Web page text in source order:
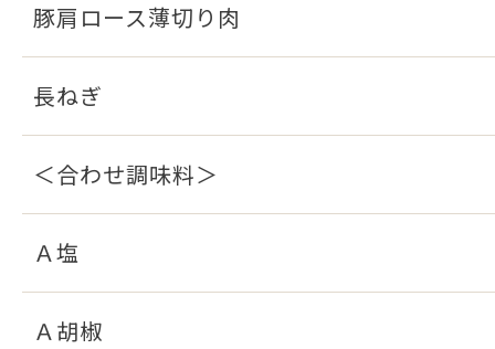
豚肩ロース薄切り肉
長ねぎ
＜合わせ調味料＞
Ａ塩
Ａ胡椒